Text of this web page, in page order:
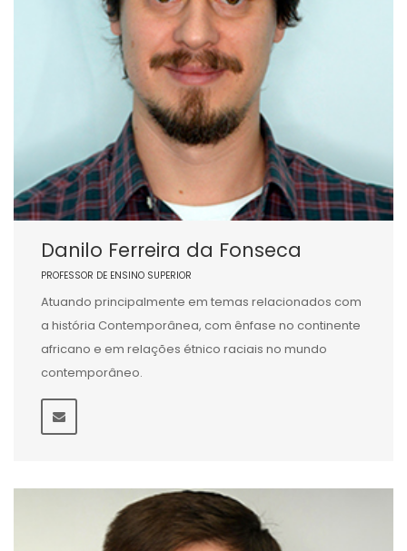
Danilo Ferreira da Fonseca
PROFESSOR DE ENSINO SUPERIOR
Atuando principalmente em temas relacionados com
a história Contemporânea, com ênfase no continente
africano e em relações étnico raciais no mundo
contemporâneo.